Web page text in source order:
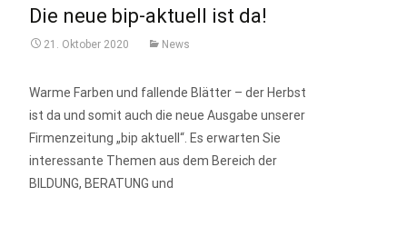
Die neue bip-aktuell ist da!
21. Oktober 2020 News
Warme Farben und fallende Blätter – der Herbst
ist da und somit auch die neue Ausgabe unserer
Firmenzeitung „bip aktuell“. Es erwarten Sie
interessante Themen aus dem Bereich der
BILDUNG, BERATUNG und